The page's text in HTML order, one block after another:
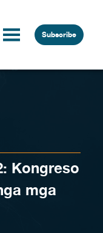
Subscribe
Kongreso
mga